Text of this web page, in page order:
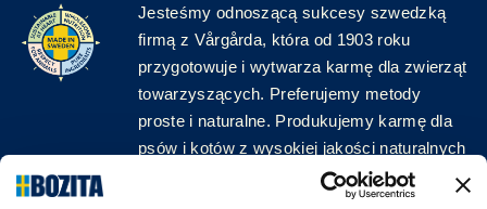
Jesteśmy odnoszącą sukcesy szwedzką
firmą z Vårgårda, która od 1903 roku
przygotowuje i wytwarza karmę dla zwierząt
towarzyszących. Preferujemy metody
proste i naturalne. Produkujemy karmę dla
psów i kotów z wysokiej jakości naturalnych
surowców, bez zbędnych dodatków!